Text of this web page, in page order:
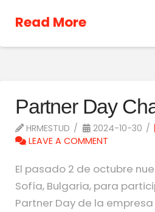
Read More
Partner Day
HRMESTUD 2024-10-30
LEAVE A COMMENT
El pasado 2 de octubre
Sofía, Bulgaria, para
Partner Day de la